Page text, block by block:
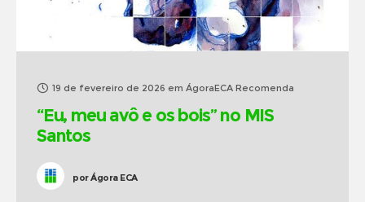
19 de fevereiro de 2026 em ÁgoraECA Recomenda
“Eu, meu avô e os bois” no MIS
Santos
porÁgora ECA